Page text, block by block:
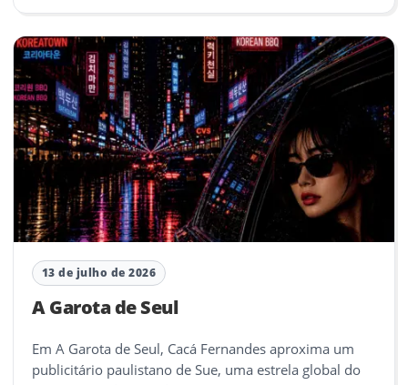
13 de julho de 2026
A Garota de Seul
Em A Garota de Seul, Cacá Fernandes aproxima um
publicitário paulistano de Sue, uma estrela global do